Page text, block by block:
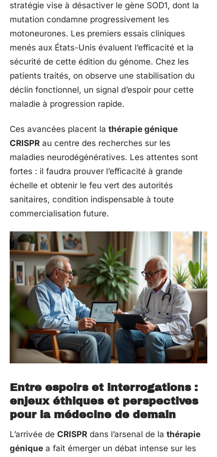
stratégie vise à désactiver le gène SOD1, dont la
mutation condamne progressivement les
motoneurones. Les premiers essais cliniques
menés aux États-Unis évaluent l’efficacité et la
sécurité de cette édition du génome. Chez les
patients traités, on observe une stabilisation du
déclin fonctionnel, un signal d’espoir pour cette
maladie à progression rapide.
Ces avancées placent la thérapie génique
CRISPR au centre des recherches sur les
maladies neurodégénératives. Les attentes sont
fortes : il faudra prouver l’efficacité à grande
échelle et obtenir le feu vert des autorités
sanitaires, condition indispensable à toute
commercialisation future.
Entre espoirs et interrogations :
enjeux éthiques et perspectives
pour la médecine de demain
L’arrivée de CRISPR dans l’arsenal de la thérapie
génique a fait émerger un débat intense sur les